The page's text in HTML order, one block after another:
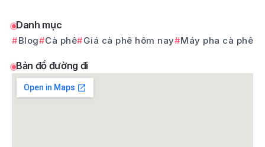
Danh mục
Blog Cà phê Giá cà phê hôm nay Máy pha cà phê
Bản đồ đường đi